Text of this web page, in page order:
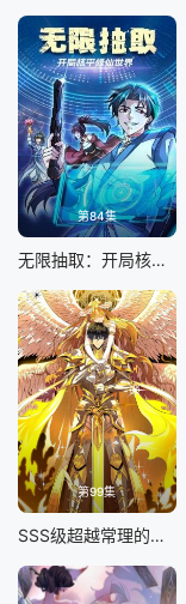
第84集
无限抽取：开局核平修仙世界
第99集
SSS级超越常理的圣骑士 动态漫画